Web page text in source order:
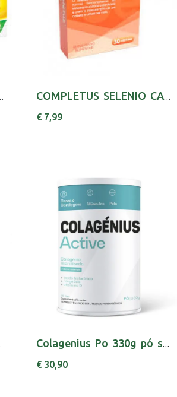
15Ml X20 COMPLETUS SELENIO CAPSX30 SELENIO (SELENITO D...
€ 7,99
Colagenius Po 330g pó sol oral medida
€ 30,90